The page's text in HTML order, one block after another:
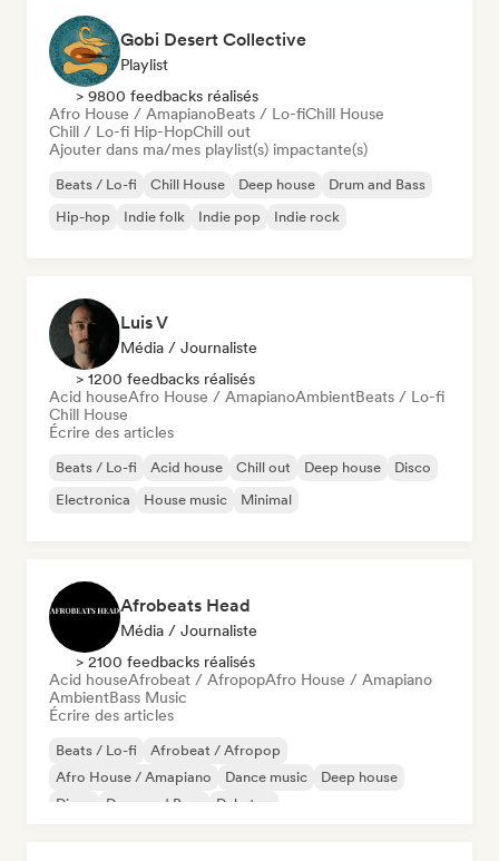
Gobi Desert Collective
Playlist
> 9800 feedbacks réalisés
Afro House / AmapianoBeats / Lo-fiChill House
Chill / Lo-fi Hip-HopChill out
Ajouter dans ma/mes playlist(s) impactante(s)
Beats / Lo-fi Chill House Deep house
Drum and Bass
Hip-hop
Indie folk Indie pop Indie rock
Luis V
Média / Journaliste
> 1200 feedbacks réalisés
Acid houseAfro House / AmapianoAmbientBeats / Lo-fi
Chill House
Écrire des articles
Beats / Lo-fi Acid house Chill out Deep house
Disco
Electronica
House music Minimal
Afrobeats Head
Média / Journaliste
> 2100 feedbacks réalisés
Acid houseAfrobeat / AfropopAfro House / Amapiano
AmbientBass Music
Écrire des articles
Beats / Lo-fi
Afrobeat / Afropop
Afro House / Amapiano
Dance music
Deep house
Disco
Drum and Bass Dubstep